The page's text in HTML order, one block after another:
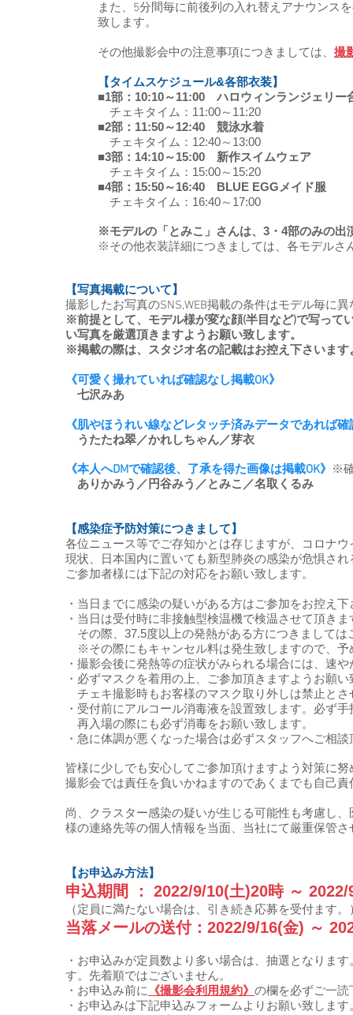
また、5分間毎に前後列の入れ替えアナウンス
致します。
​その他撮影会中の注意事項につきましては、 撮
【タイムスケジュール&各部衣装】
■1部：10:10～11:00 ハロウィンランジェリー
チェキタイム：11:00～11:20
■2部：11:50～12:40 競泳水着
チェキタイム：12:40～13:00
■3部：14:10～15:00 新作スイムウェア
チェキタイム：15:00～15:20
■4部：15:50～16:40 BLUE EGGメイド服
チェキタイム：16:40～17:00
※モデルの「とみこ」さんは、3・4部のみの出
​※その他衣装詳細につきましては、各モデルさ
【写真掲載について】
撮影したお写真のSNS,WEB掲載の条件はモデル毎に
※前提として、モデル様が変な顔(半目など)で写って
い写真を厳選頂きますようお願い致します。
※掲載の際は、スタジオ名の記載はお控え下さいます
《可愛く撮れていれば確認なし掲載OK》
七沢みあ
《肌やほうれい線などレタッチ済みデータであれば確
うたたね翠／かれしちゃん／芽衣
《本人へDMで確認後、了承を得た画像は掲載OK》 ※
ありかみう／円谷みう／とみこ／名取くるみ
【感染症予防対策につきまして】
各位ニュース等でご存知かとは存じますが、コロナ
現状、日本国内に置いても新型肺炎の感染が危惧さ
ご参加者様には下記の対応をお願い致します。
・当日までに感染の疑いがある方はご参加をお控え
・当日は受付時に非接触型検温機で検温させて頂きま
その際、37.5度以上の発熱がある方につきましては
※その際にもキャンセル料は発生致しますので、予
・​撮影会後に発熱等の症状がみられる場合には、速
・必ずマスクを着用の上、ご参加頂きますようお願
チェキ撮影時もお客様のマスク取り外しは禁止とさ
・受付前にアルコール消毒液を設置致します。必ず
再入場の際にも必ず消毒をお願い致します。
・急に体調が悪くなった場合は必ずスタッフへご相
皆様に少しでも安心してご参加頂けますよう対策に
撮影​会では責任を負いかねますのであくまでも自己
尚、クラスター感染の疑いが生じる可能性も考慮し
様の連絡先等の個人情報を当面、当社にて厳重保管
【お申込み方法】
申込期間 ： 2022/9/10(土)20時 ～
（定員に満たない場合は、引き続き応募を受付ます。
当落メールの送付：2022/9/16(金) ～
・お申込みが定員数より多い場合は、抽選となりま
す。先着順ではございません。
・お申込み前に 《撮影会利用規約》 の欄を必ずご一読
・お申込みは下記申込みフォームよりお願い致します